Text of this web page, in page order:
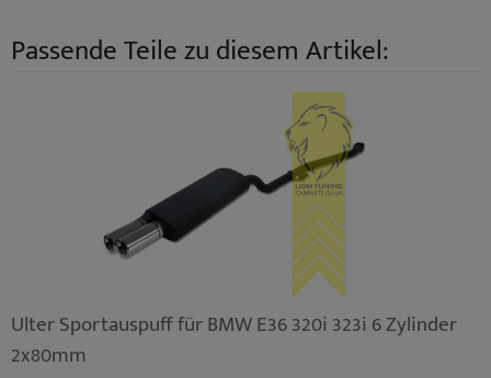
Passende Teile zu diesem Artikel:
Ulter Sportauspuff für BMW E36 320i 323i 6 Zylinder
2x80mm